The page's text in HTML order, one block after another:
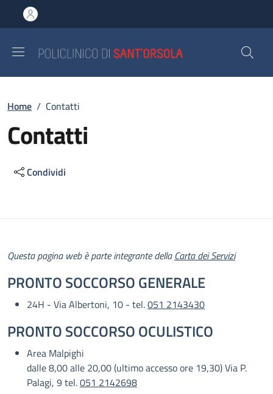
al contenuto principale
to footer content
Briciole di pane
Home / Contatti
Contatti
Condividi
Descrizione
Questa pagina web è parte integrante dellaCarta dei Servizi
PRONTO SOCCORSO GENERALE
24H - Via Albertoni, 10 - tel.051 2143430
PRONTO SOCCORSO OCULISTICO
Area Malpighi
dalle 8,00 alle 20,00 (ultimo accesso ore 19,30) Via P.
Palagi, 9 tel.051 2142698